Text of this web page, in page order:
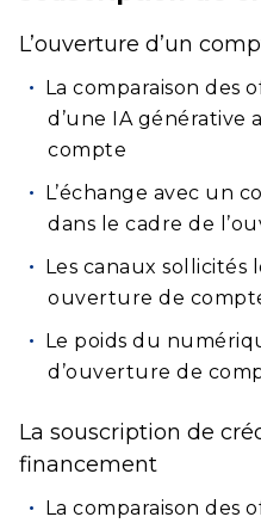
L’ouverture d’un
La comparaison des
d’une IA générative
compte
L’échange avec un
dans le cadre de
Les canaux sollicités
ouverture de
Le poids du
d’ouverture de
La souscription de
financement
La comparaison des